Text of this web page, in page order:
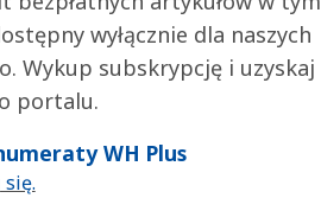
wyłącznie dla naszych
Wykup subskrypcję i uzyskaj
portalu.
WH Plus